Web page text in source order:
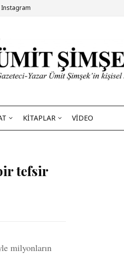
Instagram
KİTAPLAR VİDEO
tefsir
milyonların